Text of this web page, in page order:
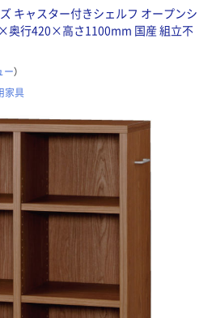
キャスター付きシェルフ オープンシ
奥行420×高さ1100mm 国産 組立不
ー）
家具